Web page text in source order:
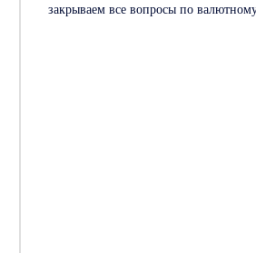
закрываем все вопросы по валютному